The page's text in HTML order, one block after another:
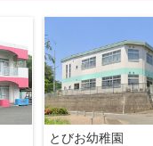
とびお幼稚園